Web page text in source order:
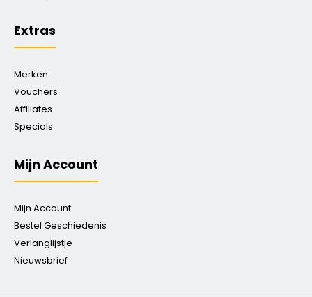
Extras
Merken
Vouchers
Affiliates
Specials
Mijn Account
Mijn Account
Bestel Geschiedenis
Verlanglijstje
Nieuwsbrief